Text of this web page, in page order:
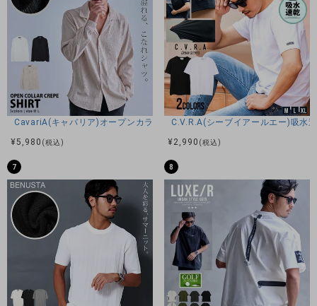
伸縮性-あり 透け感-WHTのみ若干あり 生地の厚み-普通
※当店スタッフの個人的な感想になります。お客様により、感
じ方等異なる場合がございますので、あくまでもご参考とし
てご利用ください。
CavariA(キャバリア)オープンカラー楊柳シャツ/全3色
¥5,980 (税込)
C.V.R.A(シーブイアールエー)吸水
¥2,990 (税込)
7 8